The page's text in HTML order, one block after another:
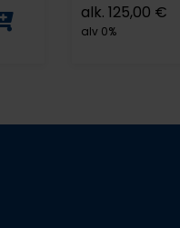
alk. 125,00 €
alv 0%